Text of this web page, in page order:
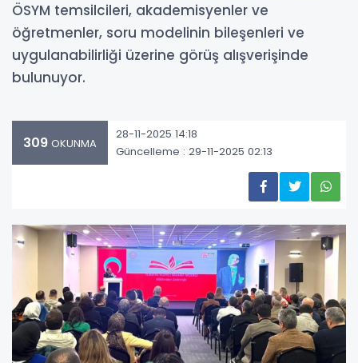
ÖSYM temsilcileri, akademisyenler ve
öğretmenler, soru modelinin bileşenleri ve
uygulanabilirliği üzerine görüş alışverişinde
bulunuyor.
309 OKUNMA
28-11-2025 14:18
Güncelleme : 29-11-2025 02:13